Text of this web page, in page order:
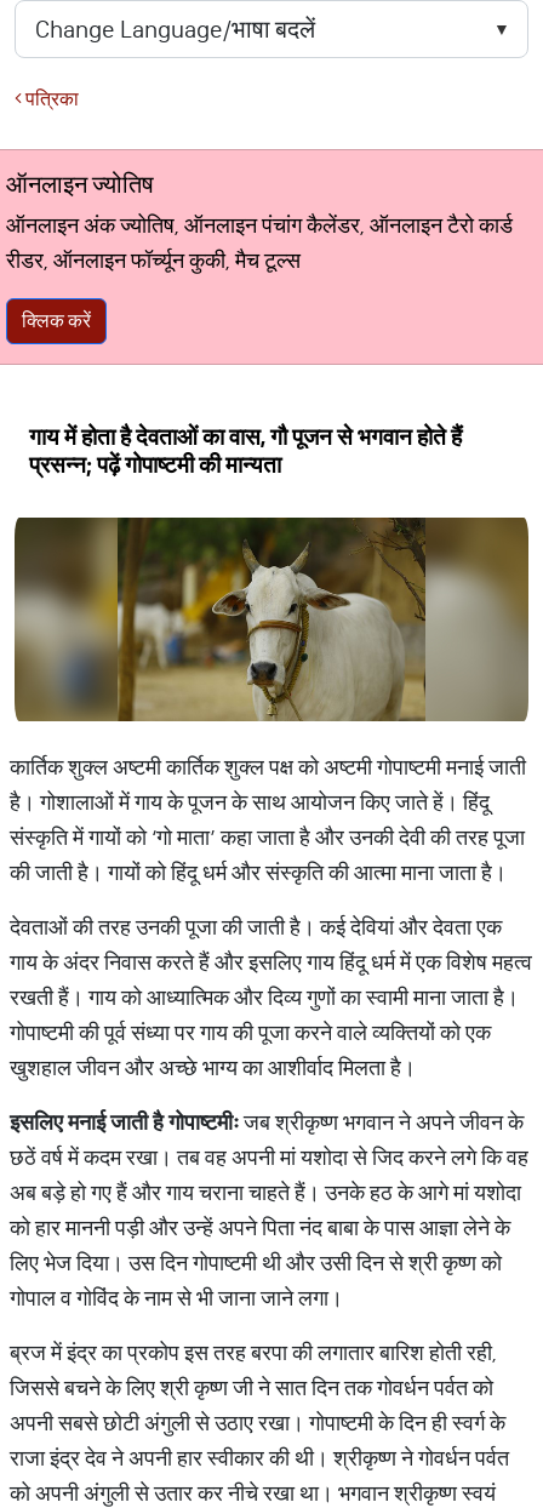
पत्रिका
ऑनलाइन ज्योतिष
ऑनलाइन अंक ज्योतिष, ऑनलाइन पंचांग कैलेंडर, ऑनलाइन टैरो कार्ड
रीडर, ऑनलाइन फॉर्च्यून कुकी, मैच टूल्स
क्लिक करें
गाय में होता है देवताओं का वास, गौ पूजन से भगवान होते हैं
प्रसन्न; पढ़ें गोपाष्टमी की मान्यता
कार्तिक शुक्ल अष्टमी कार्तिक शुक्ल पक्ष को अष्टमी गोपाष्टमी मनाई जाती
है। गोशालाओं में गाय के पूजन के साथ आयोजन किए जाते हें। हिंदू
संस्कृति में गायों को ‘गो माता’ कहा जाता है और उनकी देवी की तरह पूजा
की जाती है। गायों को हिंदू धर्म और संस्कृति की आत्मा माना जाता है।
देवताओं की तरह उनकी पूजा की जाती है। कई देवियां और देवता एक
गाय के अंदर निवास करते हैं और इसलिए गाय हिंदू धर्म में एक विशेष महत्व
रखती हैं। गाय को आध्यात्मिक और दिव्य गुणों का स्वामी माना जाता है।
गोपाष्टमी की पूर्व संध्या पर गाय की पूजा करने वाले व्यक्तियों को एक
खुशहाल जीवन और अच्छे भाग्य का आशीर्वाद मिलता है।
इसलिए मनाई जाती है गोपाष्टमीःजब श्रीकृष्ण भगवान ने अपने जीवन के
छठें वर्ष में कदम रखा। तब वह अपनी मां यशोदा से जिद करने लगे कि वह
अब बड़े हो गए हैं और गाय चराना चाहते हैं। उनके हठ के आगे मां यशोदा
को हार माननी पड़ी और उन्हें अपने पिता नंद बाबा के पास आज्ञा लेने के
लिए भेज दिया। उस दिन गोपाष्टमी थी और उसी दिन से श्री कृष्ण को
गोपाल व गोविंद के नाम से भी जाना जाने लगा।
ब्रज में इंद्र का प्रकोप इस तरह बरपा की लगातार बारिश होती रही,
जिससे बचने के लिए श्री कृष्ण जी ने सात दिन तक गोवर्धन पर्वत को
अपनी सबसे छोटी अंगुली से उठाए रखा। गोपाष्टमी के दिन ही स्वर्ग के
राजा इंद्र देव ने अपनी हार स्वीकार की थी। श्रीकृष्ण ने गोवर्धन पर्वत
को अपनी अंगुली से उतार कर नीचे रखा था। भगवान श्रीकृष्ण स्वयं